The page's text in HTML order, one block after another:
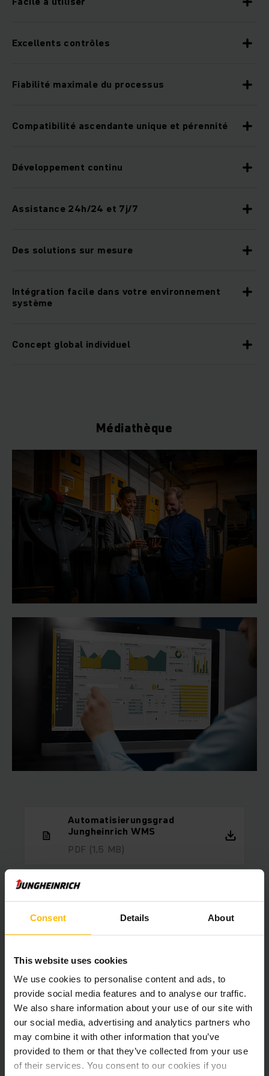
Consent Details About
This website uses cookies
We use cookies to personalise content and ads, to
provide social media features and to analyse our traffic.
We also share information about your use of our site with
our social media, advertising and analytics partners who
may combine it with other information that you’ve
provided to them or that they’ve collected from your use
of their services. You consent to our cookies if you
Excellents contrôles
Fiabilité maximale du processus
Compatibilité ascendante unique et pérennité
Développement continu
Assistance 24h/24 et 7j/7
Des solutions sur mesure
Intégration facile dans votre environnement
système
Concept global individuel
Médiathèque
Automatisierungsgrad
Jungheinrich WMS
PDF (1,5 MB)